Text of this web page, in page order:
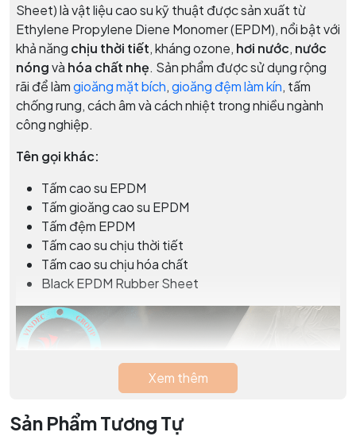
Sheet) là vật liệu cao su kỹ thuật được sản xuất từ
Ethylene Propylene Diene Monomer (EPDM), nổi bật với
khả năng chịu thời tiết, kháng ozone, hơi nước, nước
nóngvà hóa chất nhẹ. Sản phẩm được sử dụng rộng
rãi để làmgioăng mặt bích,gioăng đệm làm kín, tấm
chống rung, cách âm và cách nhiệt trong nhiều ngành
công nghiệp.
Tên gọi khác:
Tấm cao su EPDM
Tấm gioăng cao su EPDM
Tấm đệm EPDM
Tấm cao su chịu thời tiết
Tấm cao su chịu hóa chất
Black EPDM Rubber Sheet
Xem thêm
Sản Phẩm Tương Tự